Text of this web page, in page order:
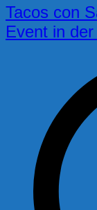
Tacos con
Event in